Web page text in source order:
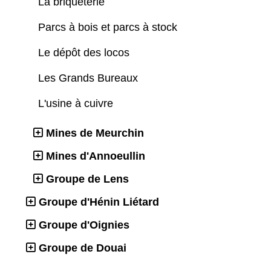
Parcs à bois et parcs à stock
Le dépôt des locos
Les Grands Bureaux
L'usine à cuivre
Mines de Meurchin
Mines d'Annoeullin
Groupe de Lens
Groupe d'Hénin Liétard
Groupe d'Oignies
Groupe de Douai